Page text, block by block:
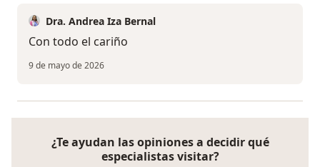
Dra. Andrea Iza Bernal
Con todo el cariño
9 de mayo de 2026
¿Te ayudan las opiniones a decidir qué
especialistas visitar?